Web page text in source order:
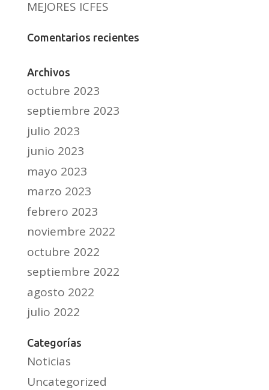
MEJORES ICFES
Comentarios recientes
Archivos
octubre 2023
septiembre 2023
julio 2023
junio 2023
mayo 2023
marzo 2023
febrero 2023
noviembre 2022
octubre 2022
septiembre 2022
agosto 2022
julio 2022
Categorías
Noticias
Uncategorized